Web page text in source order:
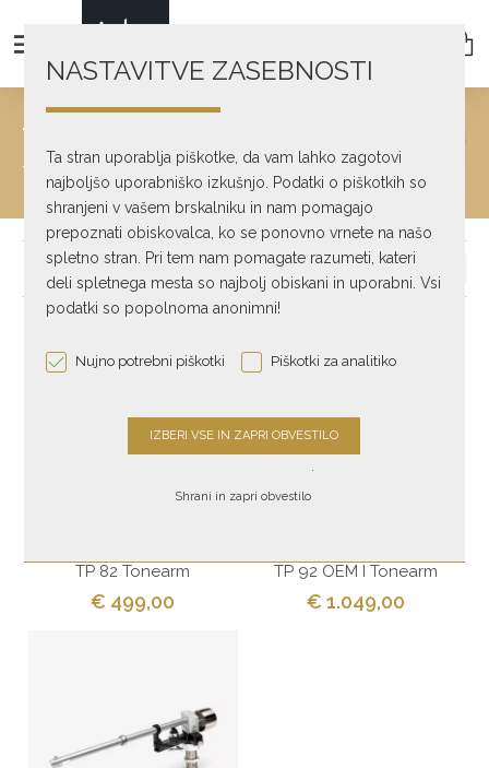
TONEARM
text_home Turntables Tonearm
TP 82 Tonearm
€ 499,00
TP 92 OEM I Tonearm
€ 1.049,00
NASTAVITVE ZASEBNOSTI
Ta stran uporablja piškotke, da vam lahko zagotovi
najboljšo uporabniško izkušnjo. Podatki o piškotkih so
shranjeni v vašem brskalniku in nam pomagajo
prepoznati obiskovalca, ko se ponovno vrnete na našo
spletno stran. Pri tem nam pomagate razumeti, kateri
deli spletnega mesta so najbolj obiskani in uporabni. Vsi
podatki so popolnoma anonimni!
Nujno potrebni piškotki Piškotki za analitiko
Shrani in zapri obvestilo
.